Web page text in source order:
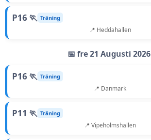
P16 🏃 Träning
📍 Heddahallen
📅 fre 21 Augusti 2026
P16 🏃 Träning
📍 Danmark
P11 🏃 Träning
📍 Vipeholmshallen